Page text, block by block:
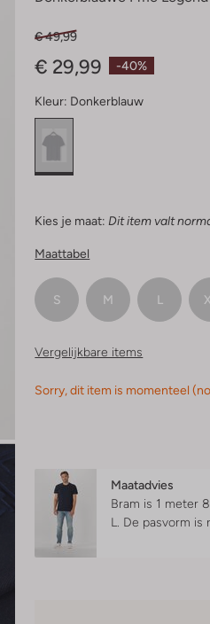
-40%
€ 49,99
€ 29,99
Kleur: Donkerblauw
Kies je maat: Dit item valt
Maattabel
S M L
Vergelijkbare items
Sorry, dit item is momenteel
Maatadvies
Bram is 1 meter
L. De pasvorm is